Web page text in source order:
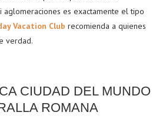
aglomeraciones es exactamente el tipo
Vacation Club recomienda a quienes
verdad.
CIUDAD DEL MUNDO
ROMANA